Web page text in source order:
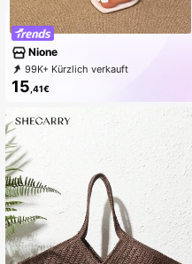
Nione
99K+ Kürzlich verkauft
21K+ Erneut kaufen
15 ,41€